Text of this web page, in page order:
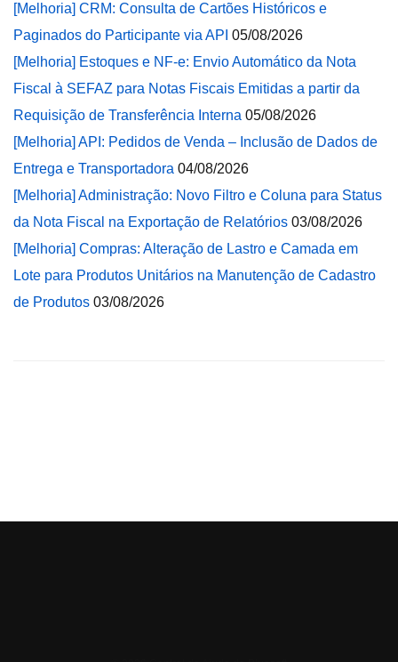
[Melhoria] CRM: Consulta de Cartões Históricos e
Paginados do Participante via API 05/08/2026
[Melhoria] Estoques e NF-e: Envio Automático da Nota
Fiscal à SEFAZ para Notas Fiscais Emitidas a partir da
Requisição de Transferência Interna 05/08/2026
[Melhoria] API: Pedidos de Venda – Inclusão de Dados de
Entrega e Transportadora 04/08/2026
[Melhoria] Administração: Novo Filtro e Coluna para Status
da Nota Fiscal na Exportação de Relatórios 03/08/2026
[Melhoria] Compras: Alteração de Lastro e Camada em
Lote para Produtos Unitários na Manutenção de Cadastro
de Produtos 03/08/2026